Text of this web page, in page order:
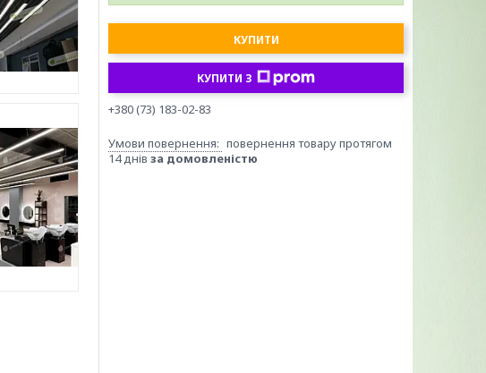
КУПИТИ
КУПИТИ З
+380 (73) 183-02-83
повернення товару протягом
14 днів за домовленістю